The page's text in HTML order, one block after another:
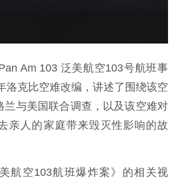
Am 103 泛美航空103号航班事
洛克比空难改编，讲述了围绕该空
兰与美国联合调查，以及该空难对
亲人的家庭带来毁灭性影响的故
航空103航班爆炸案》的相关视